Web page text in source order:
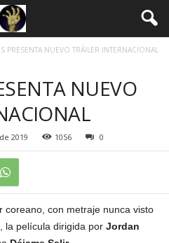
PRESENTA NUEVO TRÁILER INTERNACIONAL
NUEVO
2019 1056 0
coreano, con metraje nunca visto
, la película dirigida por Jordan